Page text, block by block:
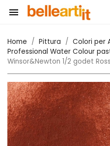

Home Pittura Colori per
Professional Water Colour
Winsor&Newton 1/2 godet